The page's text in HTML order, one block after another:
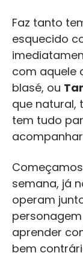
Faz tanto
esquecido
com aquele
blasé, ou
que natural,
tem tudo
semana, já
operam
aprender
bem